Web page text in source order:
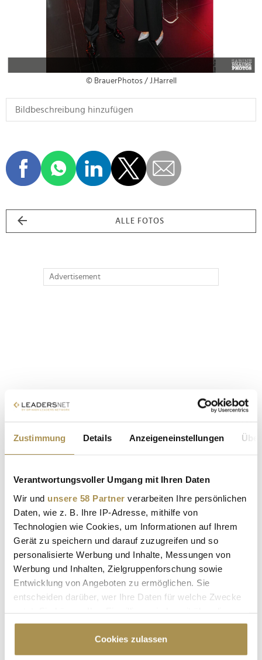
Zustimmung Details Anzeigeneinstellungen
Verantwortungsvoller Umgang mit Ihren Daten
Wir und unsere 58 Partner verarbeiten Ihre persönlichen
Daten, wie z. B. Ihre IP-Adresse, mithilfe von
Technologien wie Cookies, um Informationen auf Ihrem
Gerät zu speichern und darauf zuzugreifen und so
personalisierte Werbung und Inhalte, Messungen von
Werbung und Inhalten, Zielgruppenforschung sowie
Entwicklung von Angeboten zu ermöglichen. Sie
entscheiden darüber, wer Ihre Daten für welche Zwecke
Cookie-Erklärung oder durch Klicken auf das Privacy
Trigger Symbol ändern oder widerrufen
Cookies zulassen
© BrauerPhotos / J.Harrell
ALLE FOTOS
Advertisement